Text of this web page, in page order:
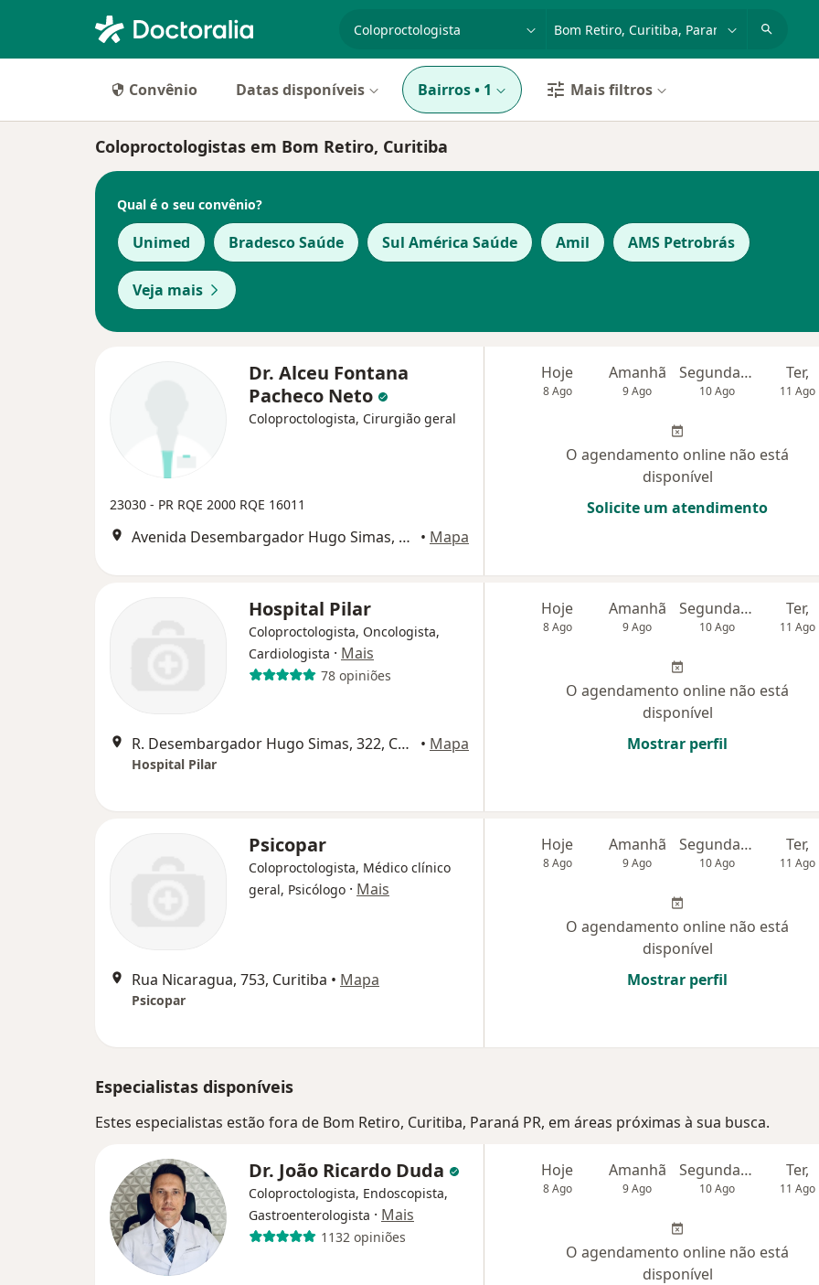
Convênio Datas disponíveis Bairros• 1 Mais filtros
Coloproctologistas em Bom Retiro, Curitiba
Qual é o seu convênio?
Unimed Bradesco Saúde Sul América Saúde Amil AMS Petrobrás
Veja mais
Dr. Alceu Fontana
Pacheco Neto
Coloproctologista, Cirurgião geral
23030 - PR RQE 2000 RQE 16011
Avenida Desembargador Hugo Simas, 322 - Bom Retiro, Curitiba • Mapa
Hoje
8 Ago
Amanhã
9 Ago
Segunda-feira
10 Ago
Ter,
11 Ago
O agendamento online não está
disponível
Solicite um atendimento
Hospital Pilar
Coloproctologista, Oncologista,
Cardiologista · Mais
78 opiniões
R. Desembargador Hugo Simas, 322, Curitiba • Mapa
Hospital Pilar
Hoje
8 Ago
Amanhã
9 Ago
Segunda-feira
10 Ago
Ter,
11 Ago
O agendamento online não está
disponível
Mostrar perfil
Psicopar
Coloproctologista, Médico clínico
geral, Psicólogo · Mais
Rua Nicaragua, 753, Curitiba • Mapa
Psicopar
Hoje
8 Ago
Amanhã
9 Ago
Segunda-feira
10 Ago
Ter,
11 Ago
O agendamento online não está
disponível
Mostrar perfil
Especialistas disponíveis
Estes especialistas estão fora de Bom Retiro, Curitiba, Paraná PR, em áreas próximas à sua busca.
Dr. João Ricardo Duda
Coloproctologista, Endoscopista,
Gastroenterologista · Mais
1132 opiniões
Hoje
8 Ago
Amanhã
9 Ago
Segunda-feira
10 Ago
Ter,
11 Ago
O agendamento online não está
disponível